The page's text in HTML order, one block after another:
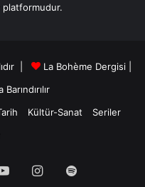
platformudur.
| La Bohème Dergisi|
Kültür-Sanat
Seriler
YouTubeInstagram
Spotify